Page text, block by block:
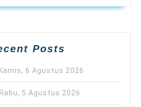
Posts
6 Agustus 2026
5 Agustus 2026